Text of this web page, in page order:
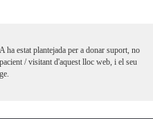
estat plantejada per a donar suport, no
/ visitant d'aquest lloc web, i el seu